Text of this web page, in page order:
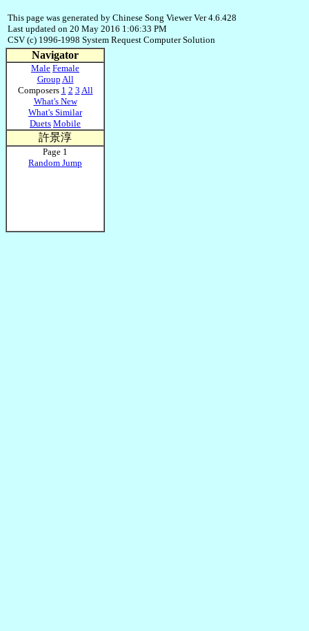
This page was generated by Chinese Song Viewer Ver 4.6.428
Last updated on 20 May 2016 1:06:33 PM
CSV (c) 1996-1998 System Request Computer Solution
Navigator
Male Female
Group All
Composers 1 2 3 All
What's New
What's Similar
Duets Mobile
許景淳
Page 1
Random Jump